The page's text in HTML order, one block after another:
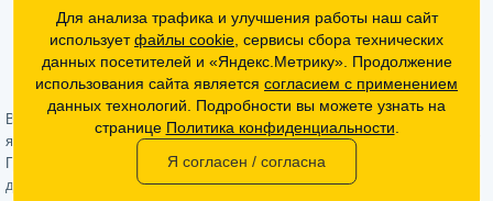
ПВЗ Пн-Пт с 10:00 до 20:00
г. Москва, ул. Барклая 13с1
подъезд 1, цокольный этаж, офис 1
Официальный интернет-магазин NiceBike © 2012 - 2026
Вся информация на сайте носит ознакомительный характер, не
является публичной офертой (определяемой положениями Статьи 437
Гражданского кодекса РФ) и не может в полной мере передавать
достоверную информацию о свойствах, комплектации и
Для анализа трафика и улучшения работы наш сайт
используетфайлы cookie , сервисы сбора технических
данных посетителей и «Яндекс.Метрику». Продолжение
использования сайта является согласием с применением
данных технологий. Подробности вы можете узнать на
странице Политика конфиденциальности
Я согласен / согласна